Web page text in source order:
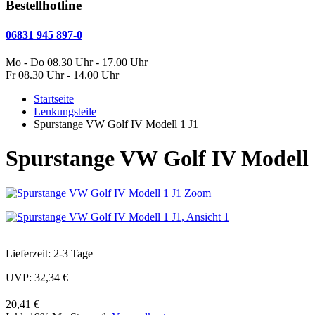
Bestellhotline
06831 945 897-0
Mo - Do 08.30 Uhr - 17.00 Uhr
Fr 08.30 Uhr - 14.00 Uhr
Startseite
Lenkungsteile
Spurstange VW Golf IV Modell 1 J1
Spurstange VW Golf IV Modell
Zoom
Lieferzeit: 2-3 Tage
UVP: 32,34 €
20,41 €